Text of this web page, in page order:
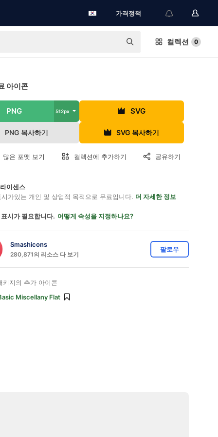
가격정책
컬렉션 0
아이콘
PNG 512px SVG
PNG 복사하기 SVG 복사하기
많은 포맷 보기 컬렉션에 추가하기 공유하기
이센스
가있는 개인 및 상업적 목적으로 무료입니다. 더 자세한 정보
시가 필요합니다. 어떻게 속성을 지정하나요?
Smashicons
280,871의 리소스 다 보기
팔로우
지의 추가 아이콘
Miscellany Flat